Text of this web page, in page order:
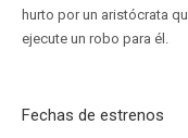
hurto por un aristócrata
ejecute un robo para él.
Fechas de estrenos